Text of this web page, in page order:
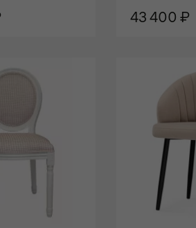
43 400 ₽
В